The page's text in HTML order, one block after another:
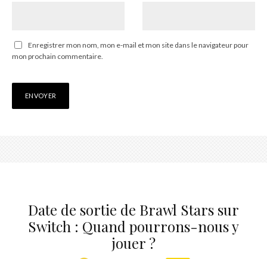
Enregistrer mon nom, mon e-mail et mon site dans le navigateur pour
mon prochain commentaire.
Date de sortie de Brawl Stars sur
Switch : Quand pourrons-nous y
jouer ?